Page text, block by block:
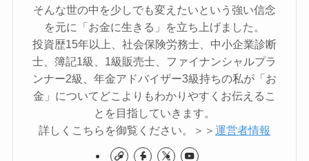
そんな世の中を少しでも変えたいという強い信念
を元に「お金に生きる」を立ち上げました。
投資歴15年以上、社会保険労務士、中小企業診断
士、簿記1級、1級販売士、ファイナンシャルプラ
ンナー2級、年金アドバイザー3級持ちの私が「お
金」についてどこよりもわかりやすくお伝えるこ
とを目指していきます。
詳しくこちらを御覧ください。＞＞ 運営者情報